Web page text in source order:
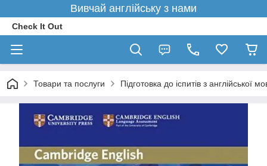
Вивчай англійську з нами
Check It Out
Товари та послуги Підготовка до іспитів з англійської